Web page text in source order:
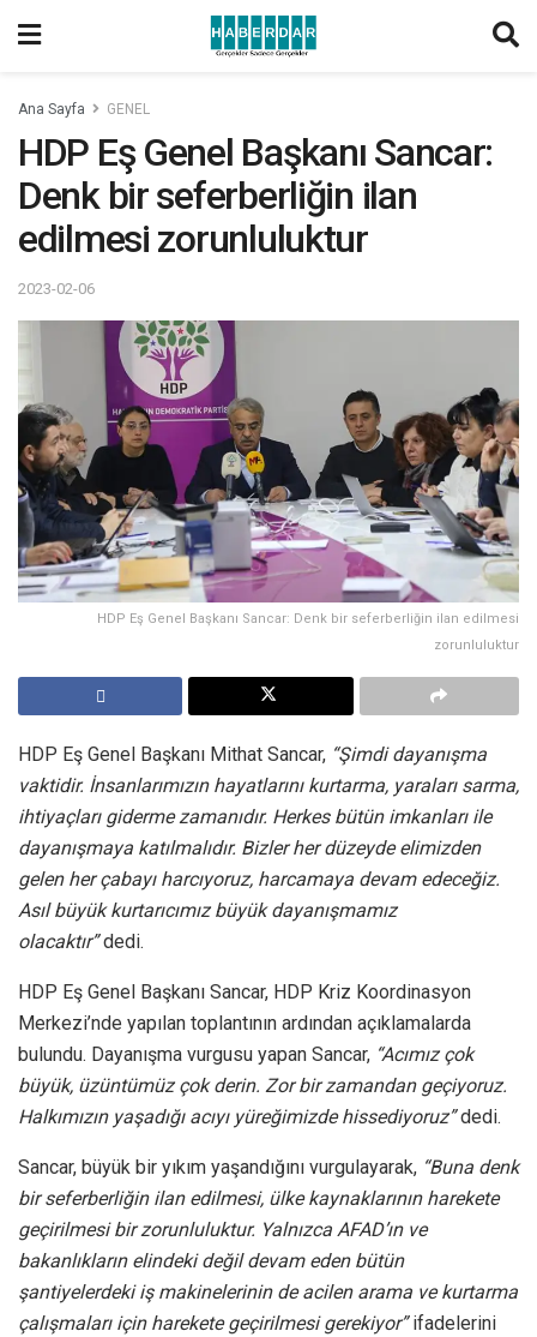
Ana Sayfa GENEL
HDP Eş Genel Başkanı Sancar:
Denk bir seferberliğin ilan
edilmesi zorunluluktur
2023-02-06
HDP Eş Genel Başkanı Sancar: Denk bir seferberliğin ilan edilmesi
zorunluluktur
HDP Eş Genel Başkanı Mithat Sancar, “Şimdi dayanışma
vaktidir. İnsanlarımızın hayatlarını kurtarma, yaraları sarma,
ihtiyaçları giderme zamanıdır. Herkes bütün imkanları ile
dayanışmaya katılmalıdır. Bizler her düzeyde elimizden
gelen her çabayı harcıyoruz, harcamaya devam edeceğiz.
Asıl büyük kurtarıcımız büyük dayanışmamız
olacaktır”dedi.
HDP Eş Genel Başkanı Sancar, HDP Kriz Koordinasyon
Merkezi’nde yapılan toplantının ardından açıklamalarda
bulundu. Dayanışma vurgusu yapan Sancar, “Acımız çok
büyük, üzüntümüz çok derin. Zor bir zamandan geçiyoruz.
Halkımızın yaşadığı acıyı yüreğimizde hissediyoruz”dedi.
Sancar, büyük bir yıkım yaşandığını vurgulayarak, “Buna denk
bir seferberliğin ilan edilmesi, ülke kaynaklarının harekete
geçirilmesi bir zorunluluktur. Yalnızca AFAD’ın ve
bakanlıkların elindeki değil devam eden bütün
şantiyelerdeki iş makinelerinin de acilen arama ve kurtarma
çalışmaları için harekete geçirilmesi gerekiyor”ifadelerini